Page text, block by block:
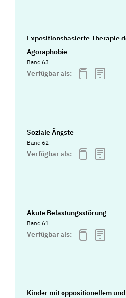
Expositionsbasierte Therapie
Agoraphobie
Band 63
Verfügbar als:
Soziale Ängste
Band 62
Verfügbar als:
Akute Belastungsstörung
Band 61
Verfügbar als:
Kinder mit oppositionellem